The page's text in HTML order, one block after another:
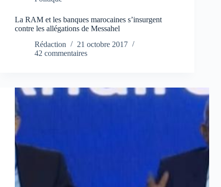
La RAM et les banques marocaines s’insurgent
contre les allégations de Messahel
Rédaction
21 octobre 2017
42 commentaires